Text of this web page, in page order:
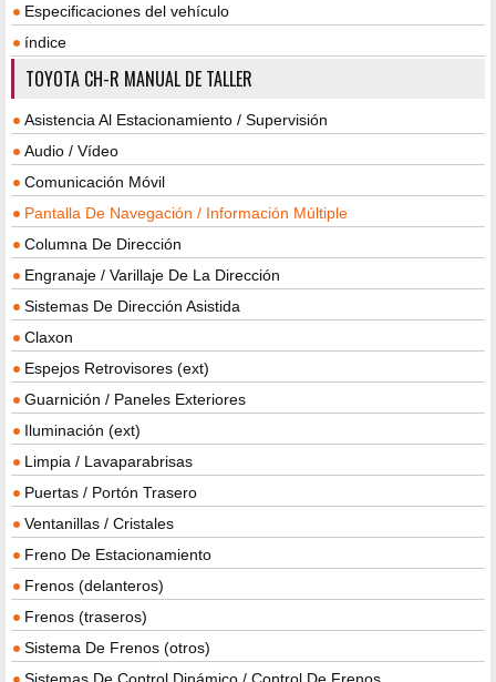
Especificaciones del vehículo
índice
TOYOTA CH-R MANUAL DE TALLER
Asistencia Al Estacionamiento / Supervisión
Audio / Vídeo
Comunicación Móvil
Pantalla De Navegación / Información Múltiple
Columna De Dirección
Engranaje / Varillaje De La Dirección
Sistemas De Dirección Asistida
Claxon
Espejos Retrovisores (ext)
Guarnición / Paneles Exteriores
Iluminación (ext)
Limpia / Lavaparabrisas
Puertas / Portón Trasero
Ventanillas / Cristales
Freno De Estacionamiento
Frenos (delanteros)
Frenos (traseros)
Sistema De Frenos (otros)